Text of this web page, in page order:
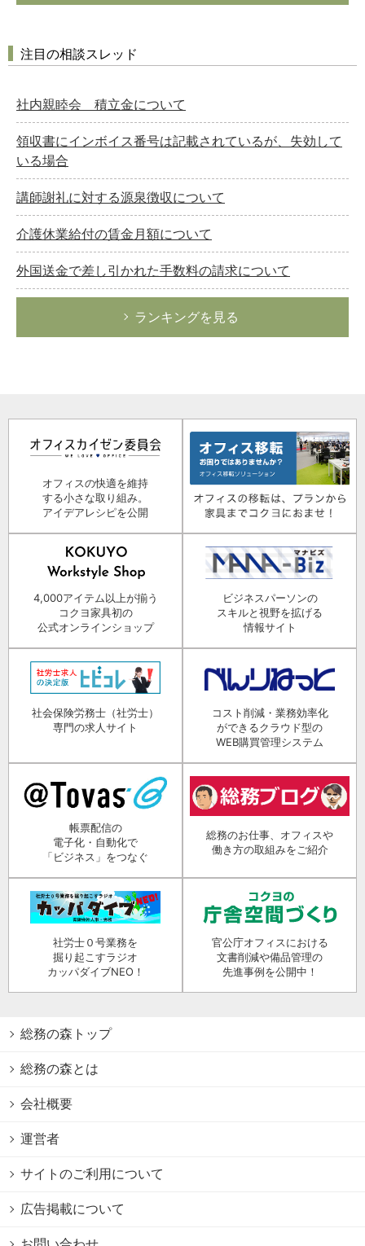
注目の相談スレッド
社内親睦会 積立金について
領収書にインボイス番号は記載されているが、失効して
いる場合
講師謝礼に対する源泉徴収について
介護休業給付の賃金月額について
外国送金で差し引かれた手数料の請求について
ランキングを見る
オフィスの快適を維持
する小さな取り組み。
アイデアレシピを公開
4,000アイテム以上が揃う
コクヨ家具初の
公式オンラインショップ
ビジネスパーソンの
スキルと視野を拡げる
情報サイト
社会保険労務士（社労士）
専門の求人サイト
コスト削減・業務効率化
ができるクラウド型の
WEB購買管理システム
帳票配信の
電子化・自動化で
「ビジネス」をつなぐ
総務のお仕事、オフィスや
働き方の取組みをご紹介
社労士０号業務を
掘り起こすラジオ
カッパダイブNEO！
官公庁オフィスにおける
文書削減や備品管理の
先進事例を公開中！
総務の森トップ
総務の森とは
会社概要
運営者
サイトのご利用について
広告掲載について